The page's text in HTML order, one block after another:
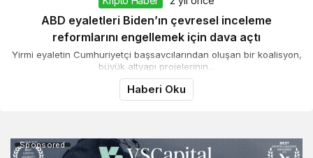
ABD eyaletleri Biden’ın çevresel inceleme
reformlarını engellemek için dava açtı
Yirmi eyaletin Cumhuriyetçi başsavcılarından oluşan bir koalisyon,
büyük altyapı projelerinin...
Haberi Oku
Sponsored